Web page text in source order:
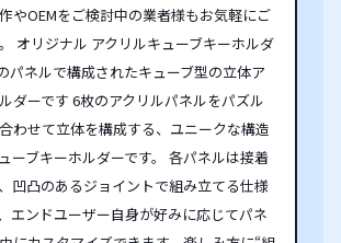
やOEMをご検討中の業者様もお気軽にご
オリジナル アクリルキューブキーホルダ
パネルで構成されたキューブ型の立体ア
ダーです 6枚のアクリルパネルをパズル
わせて立体を構成する、ユニークな構造
ーブキーホルダーです。 各パネルは接着
凹凸のあるジョイントで組み立てる仕様
エンドユーザー自身が好みに応じてパネ